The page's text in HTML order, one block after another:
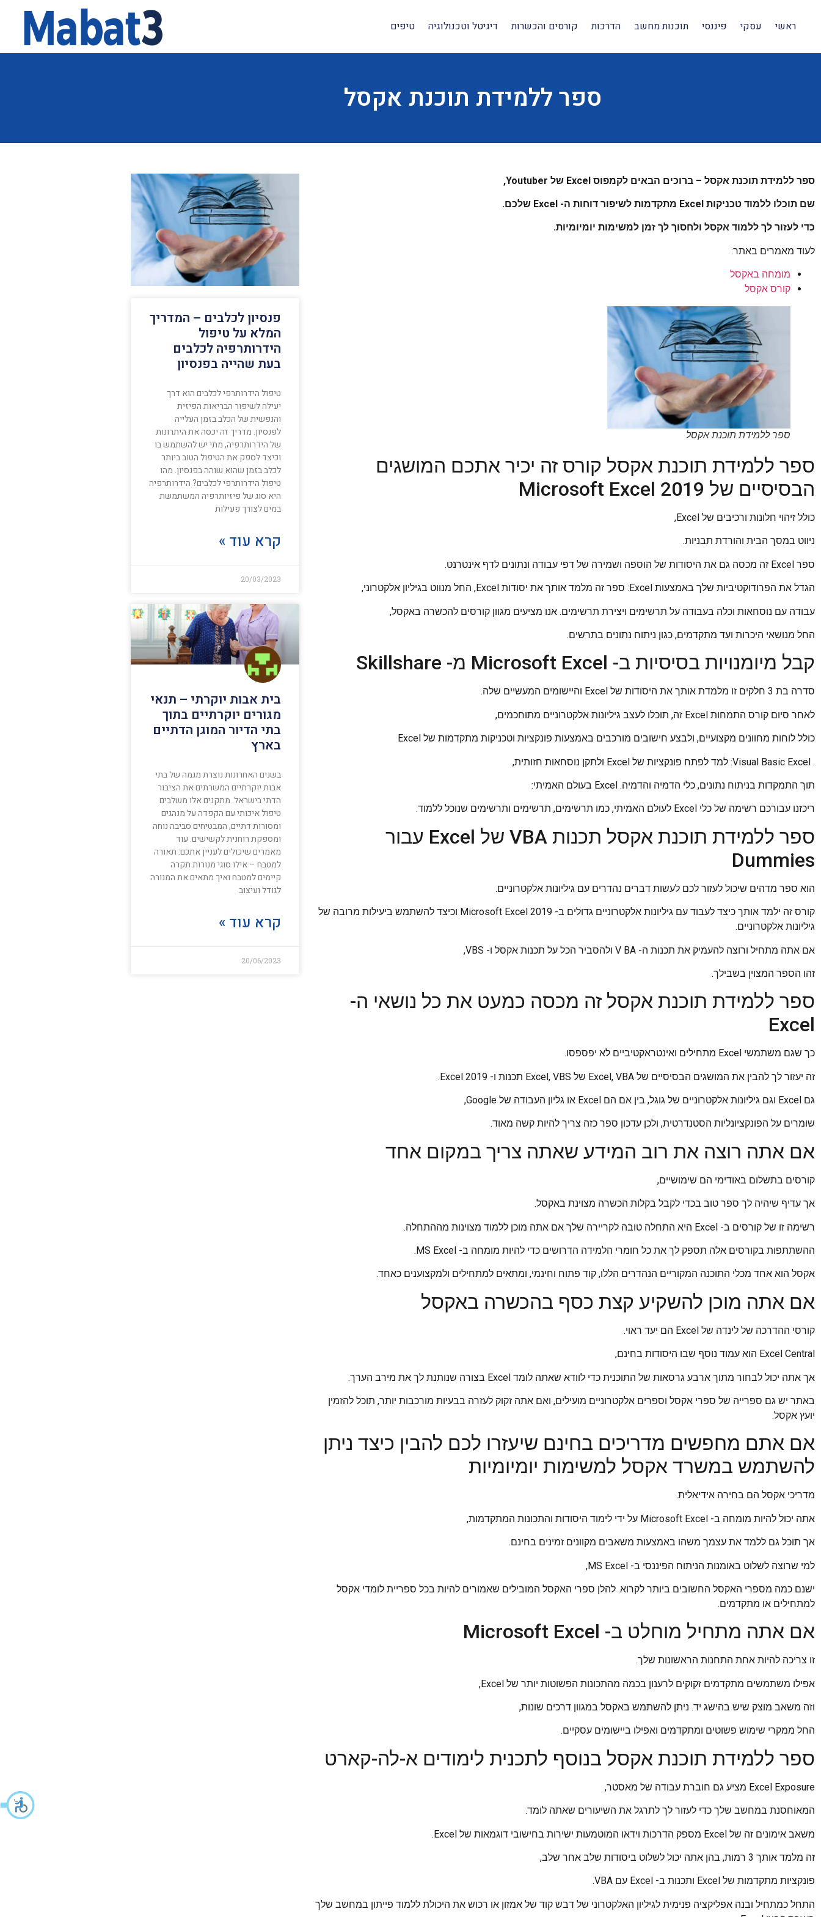
ראשי עסקי פיננסי תוכנות מחשב הדרכות קורסים והכשרות דיגיטל וטכנולוגיה טיפים
ספר ללמידת תוכנת אקסל
ספר ללמידת תוכנת אקסל – ברוכים הבאים לקמפוס Excel של Youtuber,
שם תוכלו ללמוד טכניקות Excel מתקדמות לשיפור דוחות ה- Excel שלכם.
כדי לעזור לך ללמוד אקסל ולחסוך לך זמן למשימות יומיומיות.
לעוד מאמרים באתר:
מומחה באקסל
קורס אקסל
ספר ללמידת תוכנת אקסל
ספר ללמידת תוכנת אקסל קורס זה יכיר אתכם המושגים
הבסיסיים של Microsoft Excel 2019
כולל זיהוי חלונות ורכיבים של Excel,
ניווט במסך הבית והורדת תבניות.
ספר Excel זה מכסה גם את היסודות של הוספה ושמירה של דפי עבודה ונתונים לדף אינטרנט.
הגדל את הפרודוקטיביות שלך באמצעות Excel: ספר זה מלמד אותך את יסודות Excel, החל מנווט בגיליון אלקטרוני,
עבודה עם נוסחאות וכלה בעבודה על תרשימים ויצירת תרשימים. אנו מציעים מגוון קורסים להכשרה באקסל,
החל מנושאי היכרות ועד מתקדמים, כגון ניתוח נתונים בתרשים.
קבל מיומנויות בסיסיות ב- Microsoft Excel מ- Skillshare
סדרה בת 3 חלקים זו מלמדת אותך את היסודות של Excel והיישומים המעשיים שלה.
לאחר סיום קורס התמחות Excel זה, תוכלו לעצב גיליונות אלקטרוניים מתוחכמים,
כולל לוחות מחוונים מקצועיים, ולבצע חישובים מורכבים באמצעות פונקציות וטכניקות מתקדמות של Excel
. Visual Basic Excel: למד לפתח פונקציות של Excel ולתקן נוסחאות חזותית,
תוך התמקדות בניתוח נתונים, כלי הדמיה והדמיה. Excel בעולם האמיתי:
ריכזנו עבורכם רשימה של כלי Excel לעולם האמיתי, כמו תרשימים, תרשימים ותרשימים שנוכל ללמוד.
ספר ללמידת תוכנת אקסל תכנות VBA של Excel עבור
Dummies
הוא ספר מדהים שיכול לעזור לכם לעשות דברים נהדרים עם גיליונות אלקטרוניים.
קורס זה ילמד אותך כיצד לעבוד עם גיליונות אלקטרוניים גדולים ב- Microsoft Excel 2019 וכיצד להשתמש ביעילות מרובה של
גיליונות אלקטרוניים.
אם אתה מתחיל ורוצה להעמיק את תכנות ה- V BA ולהסביר הכל על תכנות אקסל ו- VBS,
זהו הספר המצוין בשבילך.
ספר ללמידת תוכנת אקסל זה מכסה כמעט את כל נושאי ה-
Excel
כך שגם משתמשי Excel מתחילים ואינטראקטיביים לא יפספסו.
זה יעזור לך להבין את המושגים הבסיסיים של Excel, VBA של Excel, VBS תכנות ו- Excel 2019.
גם Excel וגם גיליונות אלקטרוניים של גוגל, בין אם הם Excel או גליון העבודה של Google,
שומרים על הפונקציונליות הסטנדרטית, ולכן עדכון ספר כזה צריך להיות קשה מאוד.
אם אתה רוצה את רוב המידע שאתה צריך במקום אחד
קורסים בתשלום באודימי הם שימושיים,
אך עדיף שיהיה לך ספר טוב בכדי לקבל בקלות הכשרה מצוינת באקסל.
רשימה זו של קורסים ב- Excel היא התחלה טובה לקריירה שלך אם אתה מוכן ללמוד מצוינות מההתחלה.
ההשתתפות בקורסים אלה תספק לך את כל חומרי הלמידה הדרושים כדי להיות מומחה ב- MS Excel.
אקסל הוא אחד מכלי התוכנה המקוריים הנהדרים הללו, קוד פתוח וחינמי, ומתאים למתחילים ולמקצוענים כאחד.
אם אתה מוכן להשקיע קצת כסף בהכשרה באקסל
קורסי ההדרכה של לינדה של Excel הם יעד ראוי.
Excel Central הוא עמוד נוסף שבו היסודות בחינם,
אך אתה יכול לבחור מתוך ארבע גרסאות של התוכנית כדי לוודא שאתה לומד Excel בצורה שנותנת לך את מירב הערך.
באתר יש גם ספרייה של ספרי אקסל וספרים אלקטרוניים מועילים, ואם אתה זקוק לעזרה בבעיות מורכבות יותר, תוכל להזמין
יועץ אקסל.
אם אתם מחפשים מדריכים בחינם שיעזרו לכם להבין כיצד ניתן
להשתמש במשרד אקסל למשימות יומיומיות
מדריכי אקסל הם בחירה אידיאלית.
אתה יכול להיות מומחה ב- Microsoft Excel על ידי לימוד היסודות והתכונות המתקדמות,
אך תוכל גם ללמד את עצמך משהו באמצעות משאבים מקוונים זמינים בחינם.
למי שרוצה לשלוט באומנות הניתוח הפיננסי ב- MS Excel,
ישנם כמה מספרי האקסל החשובים ביותר לקרוא. להלן ספרי האקסל המובילים שאמורים להיות בכל ספריית לומדי אקסל
למתחילים או מתקדמים.
אם אתה מתחיל מוחלט ב- Microsoft Excel
זו צריכה להיות אחת התחנות הראשונות שלך.
אפילו משתמשים מתקדמים זקוקים לרענון בכמה מהתכונות הפשוטות יותר של Excel,
וזה משאב מוצק שיש בהישג יד. ניתן להשתמש באקסל במגוון דרכים שונות,
החל ממקרי שימוש פשוטים ומתקדמים ואפילו ביישומים עסקיים.
ספר ללמידת תוכנת אקסל בנוסף לתכנית לימודים א-לה-קארט
Excel Exposure מציע גם חוברת עבודה של מאסטר,
המאוחסנת במחשב שלך כדי לעזור לך לתרגל את השיעורים שאתה לומד.
משאב אימונים זה של Excel מספק הדרכות וידאו המוטמעות ישירות בחישובי דוגמאות של Excel.
זה מלמד אותך 3 רמות, בהן אתה יכול לשלוט ביסודות שלב אחר שלב,
פונקציות מתקדמות של Excel ותכנות ב- Excel עם VBA.
התחל כמתחיל ובנה אפליקציה פנימית לגיליון האלקטרוני של דבש קוד של אמזון או רכוש את היכולת ללמוד פייתון במחשב שלך
פנסיון לכלבים – המדריך
המלא על טיפול
הידרותרפיה לכלבים
בעת שהייה בפנסיון
טיפול הידרותרפי לכלבים הוא דרך
יעילה לשיפור הבריאות הפיזית
והנפשית של הכלב בזמן העלייה
לפנסיון. מדריך זה יכסה את היתרונות
של הידרותרפיה, מתי יש להשתמש בו
וכיצד לספק את הטיפול הטוב ביותר
לכלב בזמן שהוא שוהה בפנסיון. מהו
טיפול הידרותרפי לכלבים? הידרותרפיה
היא סוג של פיזיותרפיה המשתמשת
במים לצורך פעילות
קרא עוד »
20/03/2023
בית אבות יוקרתי – תנאי
מגורים יוקרתיים בתוך
בתי הדיור המוגן הדתיים
בארץ
בשנים האחרונות נוצרת מגמה של בתי
אבות יוקרתיים המשרתים את הציבור
הדתי בישראל. מתקנים אלו משלבים
טיפול איכותי עם הקפדה על מנהגים
ומסורות דתיים, המבטיחים סביבה נוחה
ומספקת רוחנית לקשישים. עוד
מאמרים שיכולים לעניין אתכם: תאורה
למטבח – אילו סוגי מנורות תקרה
קיימים למטבח ואיך מתאים את המנורה
לגודל ועיצוב
קרא עוד »
20/06/2023